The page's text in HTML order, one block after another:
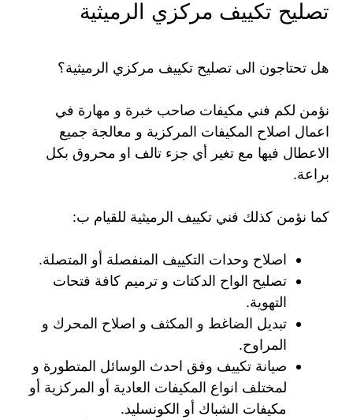
تصليح تكييف مركزي الرميثية
هل تحتاجون الى تصليح تكييف مركزي الرميثية؟
نؤمن لكم فني مكيفات صاحب خبرة و مهارة في
اعمال اصلاح المكيفات المركزية و معالجة جميع
الاعطال فيها مع تغير أي جزء تالف او محروق بكل
براعة.
كما نؤمن كذلك فني تكييف الرميثية للقيام ب:
اصلاح وحدات التكييف المنفصلة أو المتصلة.
تصليح الواح الدكتات و ترميم كافة فتحات
التهوية.
تبديل الضاغط و المكثف و اصلاح المحرك و
المراوح.
صيانة تكييف وفق احدث الوسائل المتطورة و
لمختلف انواع المكيفات العادية أو المركزية أو
مكيفات الشباك أو الكونسليد.